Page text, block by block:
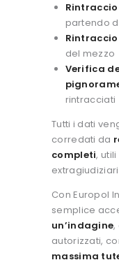
partendo
del mezzo
Verifica
rintracciati
Tutti i dati
corredati da
completi,
Con Europol
semplice
un’indagine,
autorizzati,
massima